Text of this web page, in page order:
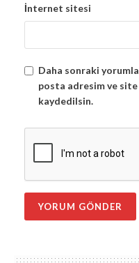
İnternet sitesi
Daha sonraki
posta adresim ve site
kaydedilsin.